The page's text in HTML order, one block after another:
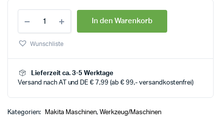
In den Warenkorb
Wunschliste
Lieferzeit ca. 3-5 Werktage
Versand nach AT und DE € 7,99 (ab € 99,- versandkostenfrei)
Kategorien: Makita Maschinen,Werkzeug/Maschinen